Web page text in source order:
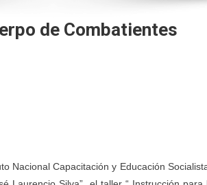
de Combatientes
Nacional Capacitación y Educación